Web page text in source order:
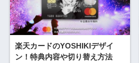
楽天カードのYOSHIKIデザイ
ン！特典内容や切り替え方法